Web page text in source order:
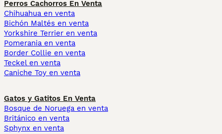
Perros Cachorros En Venta
Chihuahua en venta
Bichón Maltés en venta
Yorkshire Terrier en venta
Pomerania en venta
Border Collie en venta
Teckel en venta
Caniche Toy en venta
Gatos y Gatitos En Venta
Bosque de Noruega en venta
Británico en venta
Sphynx en venta